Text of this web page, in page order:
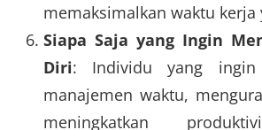
memaksimalkan waktu kerja
Siapa Saja yang Ingin
Diri: Individu yang ingin
manajemen waktu,
meningkatkan